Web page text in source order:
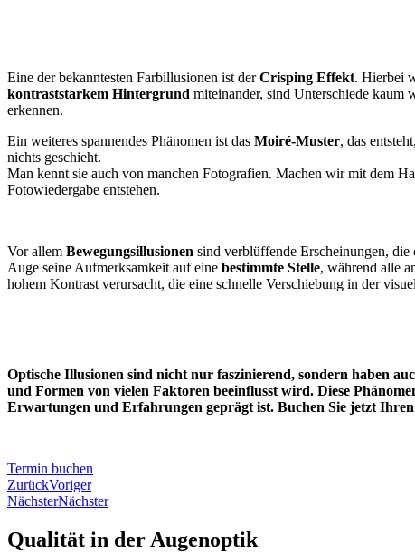
Eine der bekanntesten Farbillusionen ist derCrisping Effekt. Hierbei
kontraststarkem Hintergrund miteinander, sind Unterschiede kaum
erkennen.
Ein weiteres spannendes Phänomen ist das Moiré-Muster, das
nichts geschieht.
Man kennt sie auch von manchen Fotografien. Machen wir mit dem
Fotowiedergabe entstehen.
Vor allem Bewegungsillusionen sind verblüffende Erscheinungen,
Auge seine Aufmerksamkeit auf eine bestimmte Stelle, während alle
hohem Kontrast verursacht, die eine schnelle Verschiebung in der
Optische Illusionen sind nicht nur faszinierend, sondern haben
und Formen von vielen Faktoren beeinflusst wird. Diese
Erwartungen und Erfahrungen geprägt ist. Buchen Sie jetzt
Termin buchen
ZurückVoriger
NächsterNächster
Qualität in der Augenoptik